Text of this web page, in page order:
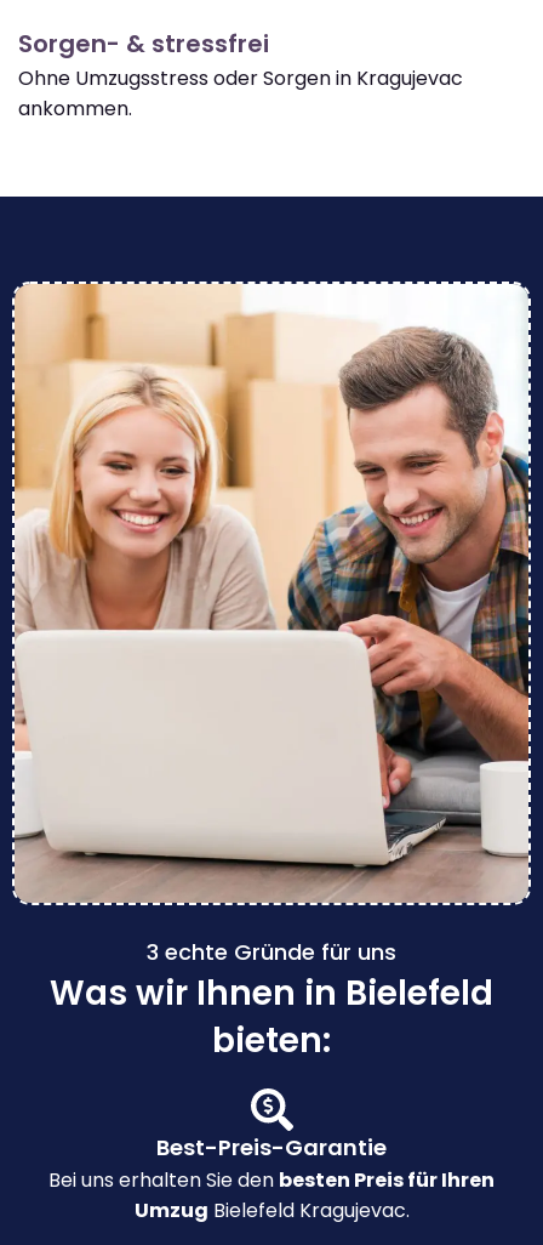
Sorgen- & stressfrei
Ohne Umzugsstress oder Sorgen in Kragujevac
ankommen.
3 echte Gründe für uns
Was wir Ihnen in Bielefeld
bieten:
Best-Preis-Garantie
Bei uns erhalten Sie den besten Preis für Ihren
Umzug Bielefeld Kragujevac.